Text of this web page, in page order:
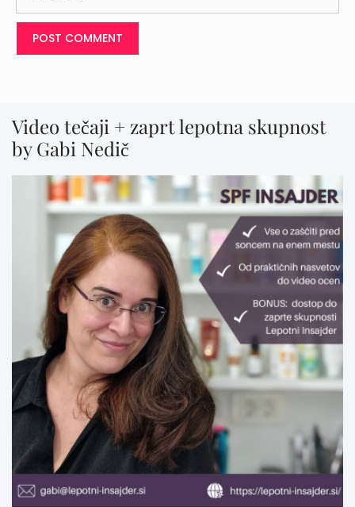
Video tečaji + zaprt lepotna skupnost
by Gabi Nedič